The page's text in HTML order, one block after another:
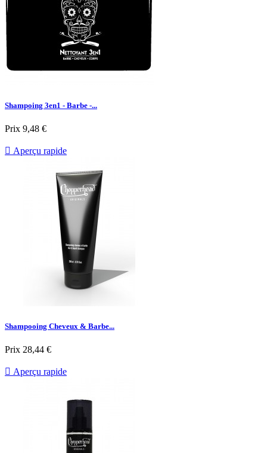
Shampoing 3en1 - Barbe -...
Prix 9,48 €
 Aperçu rapide
Shampooing Cheveux & Barbe...
Prix 28,44 €
 Aperçu rapide